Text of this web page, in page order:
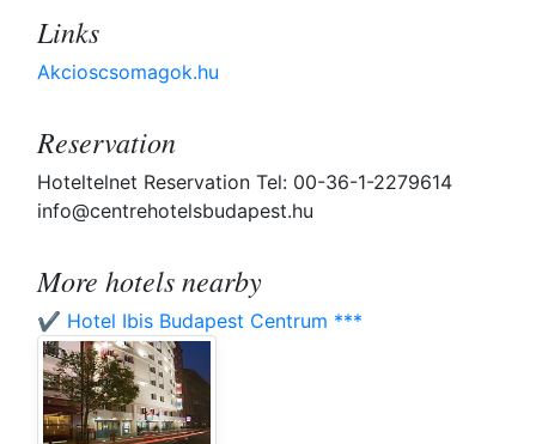
Links
Akcioscsomagok.hu
Reservation
Hoteltelnet Reservation Tel: 00-36-1-2279614
info@centrehotelsbudapest.hu
More hotels nearby
✔️ Hotel Ibis Budapest Centrum ***